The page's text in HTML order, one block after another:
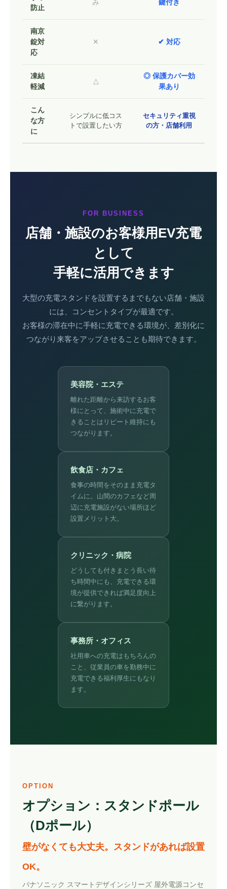
防止
み 鍵付き
南京
錠対
応
✕ ✔ 対応
凍結
軽減
△
◎ 保護カバー効
果あり
こん
な方
に
シンプルに低コス
トで設置したい方
セキュリティ重視
の方・店舗利用
FOR BUSINESS
店舗・施設のお客様用EV充電
として
手軽に活用できます
大型の充電スタンドを設置するまでもない店舗・施設
には、コンセントタイプが最適です。
お客様の滞在中に手軽に充電できる環境が、差別化に
つながり来客をアップさせることも期待できます。
美容院・エステ
離れた距離から来訪するお客
様にとって、施術中に充電で
きることはリピート維持にも
つながります。
飲食店・カフェ
食事の時間をそのまま充電タ
イムに。山間のカフェなど周
辺に充電施設がない場所ほど
設置メリット大。
クリニック・病院
どうしても付きまとう長い待
ち時間中にも、充電できる環
境が提供できれば満足度向上
に繋がります。
事務所・オフィス
社用車への充電はもちろんの
こと、従業員の車を勤務中に
充電できる福利厚生にもなり
ます。
OPTION
オプション：スタンドポール
（Dポール）
壁がなくても大丈夫。スタンドがあれば設置
OK。
パナソニック スマートデザインシリーズ 屋外電源コンセ